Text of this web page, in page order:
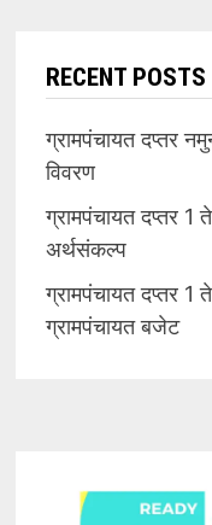
RECENT POSTS
ग्रामपंचायत दप्तर
विवरण
ग्रामपंचायत दप्तर
अर्थसंकल्प
ग्रामपंचायत दप्तर
ग्रामपंचायत बजेट